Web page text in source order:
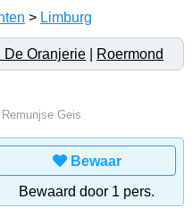
> Limburg
De Oranjerie Roermond
Geis
Bewaar
Bewaard door 1 pers.